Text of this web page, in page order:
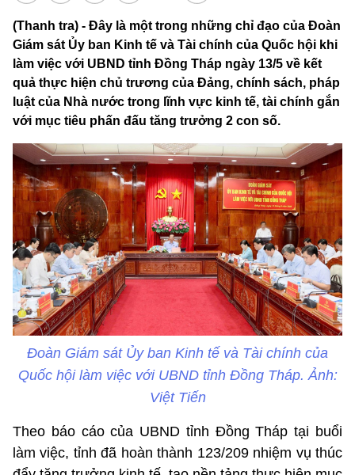
(Thanh tra) - Đây là một trong những chỉ đạo của Đoàn
Giám sát Ủy ban Kinh tế và Tài chính của Quốc hội khi
làm việc với UBND tỉnh Đồng Tháp ngày 13/5 về kết
quả thực hiện chủ trương của Đảng, chính sách, pháp
luật của Nhà nước trong lĩnh vực kinh tế, tài chính gắn
với mục tiêu phấn đấu tăng trưởng 2 con số.
Đoàn Giám sát Ủy ban Kinh tế và Tài chính của
Quốc hội làm việc với UBND tỉnh Đồng Tháp. Ảnh:
Việt Tiến
Theo báo cáo của UBND tỉnh Đồng Tháp tại buổi
làm việc, tỉnh đã hoàn thành 123/209 nhiệm vụ thúc